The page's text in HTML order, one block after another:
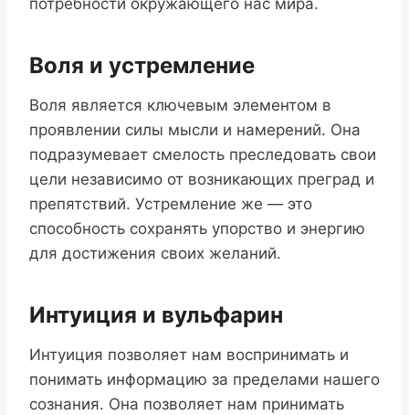
потребности окружающего нас мира.
Воля и устремление
Воля является ключевым элементом в
проявлении силы мысли и намерений. Она
подразумевает смелость преследовать свои
цели независимо от возникающих преград и
препятствий. Устремление же — это
способность сохранять упорство и энергию
для достижения своих желаний.
Интуиция и вульфарин
Интуиция позволяет нам воспринимать и
понимать информацию за пределами нашего
сознания. Она позволяет нам принимать